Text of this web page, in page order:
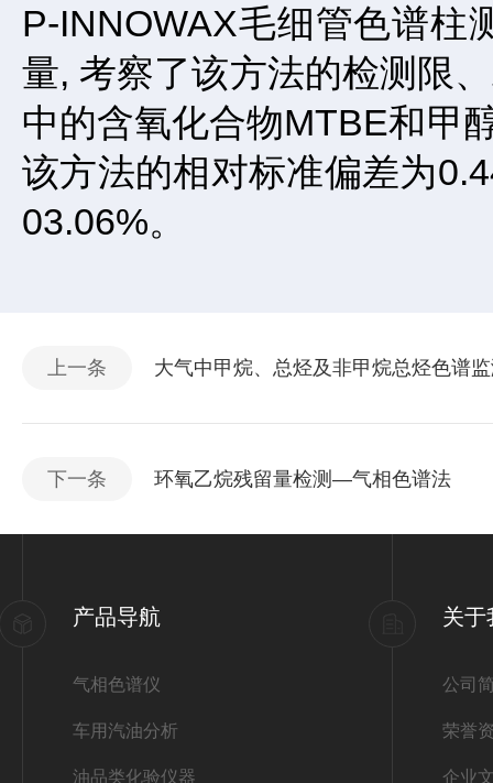
P-INNOWAX毛细管色谱柱
量, 考察了该方法的检测限
中的含氧化合物MTBE和甲
该方法的相对标准偏差为
03.06%。
上一条 大气中甲烷、总烃及非甲烷总烃色谱
下一条 环氧乙烷残留量检测—气相色谱法
产品导航
气相色谱仪
车用汽油分析
油品类化验仪器
关于
公司
荣誉
企业